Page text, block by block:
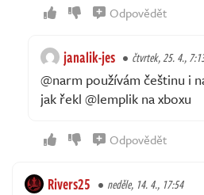
Odpovědět
janalik-jes čtvrtek, 25. 4.,
@narm používám češtinu i
jak řekl @lemplik na xboxu
Odpovědět
Rivers25 neděle, 14. 4., 17:54